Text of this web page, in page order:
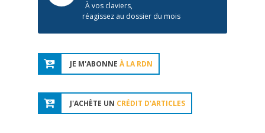
À vos claviers,
réagissez au dossier du mois
JE M'ABONNE À LA RDN
J'ACHÈTE UN CRÉDIT D'ARTICLES